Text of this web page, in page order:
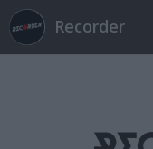
Recorder